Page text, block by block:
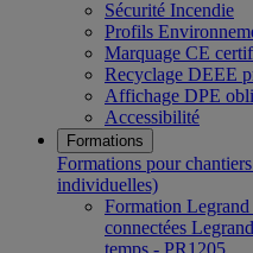
Sécurité Incendie
Profils
Marquage CE
Recyclage DEEE
Affichage DPE
Accessibilité
Formations
Formations pour
individuelles)
Formation
connectées
temps - PR1205